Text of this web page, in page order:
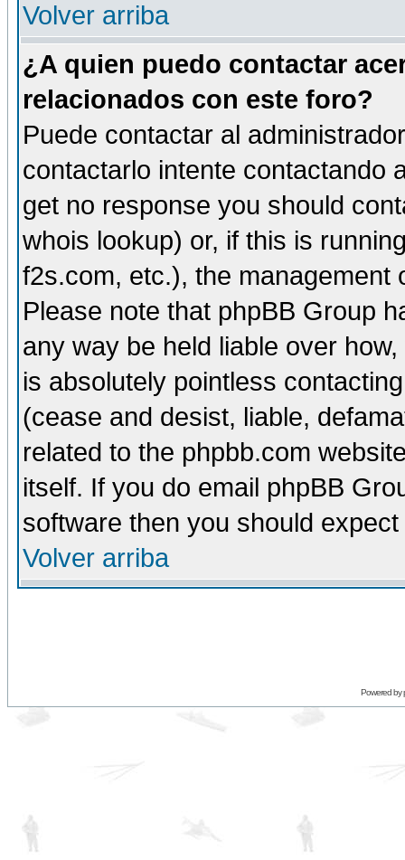
Volver arriba
¿A quien puedo contactar
relacionados con este foro?
Puede contactar al
contactarlo intente contactando
get no response you should
whois lookup) or, if this is
f2s.com, etc.), the management
Please note that phpBB Group
any way be held liable over
is absolutely pointless
(cease and desist, liable,
related to the phpbb.com
itself. If you do email phpBB
software then you should
Volver arriba
Powered by